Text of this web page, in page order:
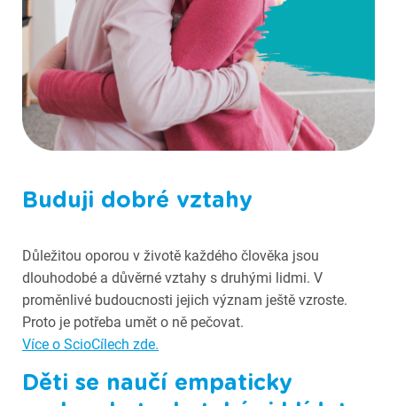
Buduji dobré vztahy
Důležitou oporou v životě každého člověka jsou
dlouhodobé a důvěrné vztahy s druhými lidmi. V
proměnlivé budoucnosti jejich význam ještě vzroste.
Proto je potřeba umět o ně pečovat.
Více o ScioCílech zde.
Děti se naučí empaticky